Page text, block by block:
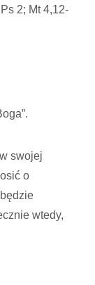
2; Mt 4,12-
swojej
o
wtedy,